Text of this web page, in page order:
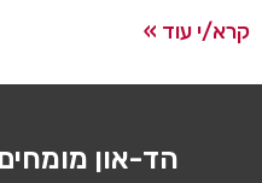
י עוד »
הד-און מומחים